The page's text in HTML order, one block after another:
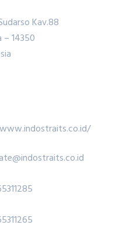
Kav.88
14350